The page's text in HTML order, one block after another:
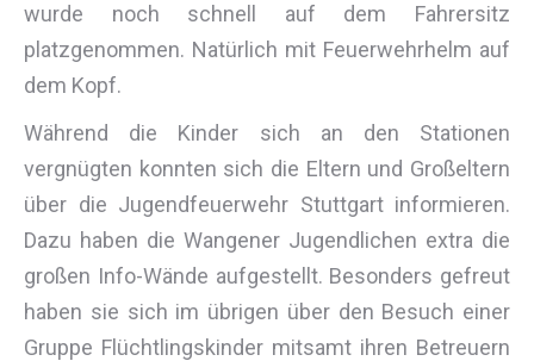
wurde noch schnell auf dem Fahrersitz
platzgenommen. Natürlich mit Feuerwehrhelm auf
dem Kopf.
Während die Kinder sich an den Stationen
vergnügten konnten sich die Eltern und Großeltern
über die Jugendfeuerwehr Stuttgart informieren.
Dazu haben die Wangener Jugendlichen extra die
großen Info-Wände aufgestellt. Besonders gefreut
haben sie sich im übrigen über den Besuch einer
Gruppe Flüchtlingskinder mitsamt ihren Betreuern